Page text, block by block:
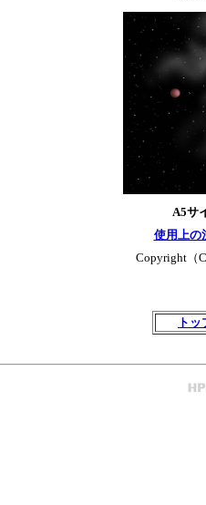
A5サ
使用上の
Copyright（
ト